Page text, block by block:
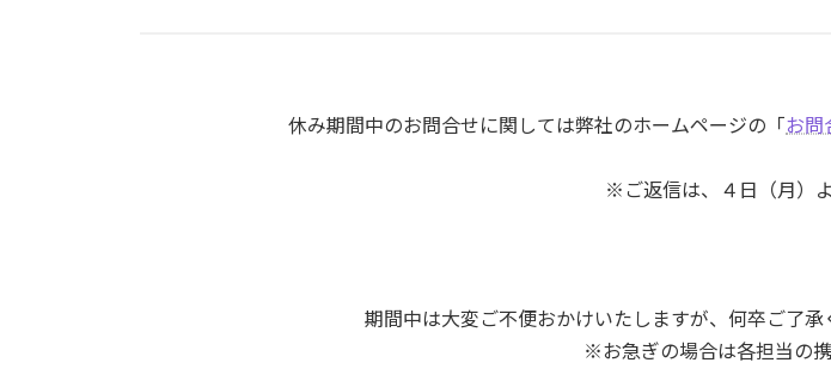
休み期間中のお問合せに関しては弊社のホームページの「お問
※ご返信は、４日（月）よ
期間中は大変ご不便おかけいたしますが、何卒ご了承
※お急ぎの場合は各担当の